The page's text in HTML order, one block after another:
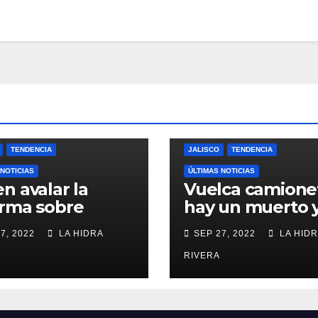
TENDENCIA
avalar la
sobre
en Jalisco.
2022 LA HIDRA
JALISCO TENDENCIA
ÚLTIMAS NOTICIAS
Vuelca
hay un muerto
SEP 27, 2022 LA
RIVERA